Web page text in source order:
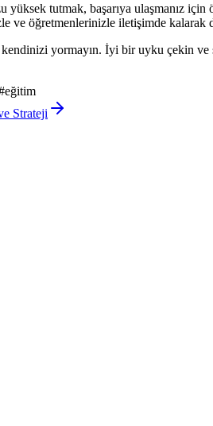
tutmak, başarıya ulaşmanız
ve öğretmenlerinizle iletişimde kalarak
yormayın. İyi bir uyku çekin
eğitim
Strateji